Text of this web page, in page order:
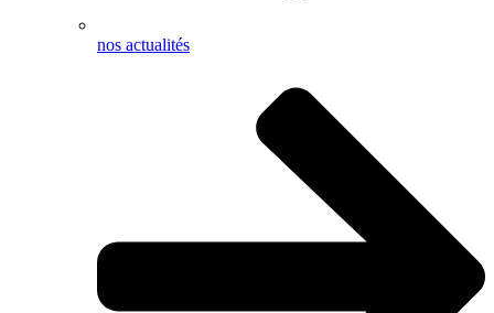
nos actualités